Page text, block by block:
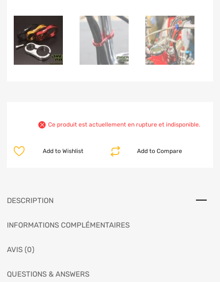
Ce produit est actuellement en rupture et indisponible.
Add to Compare
Add to Wishlist
DESCRIPTION
INFORMATIONS COMPLÉMENTAIRES
AVIS (0)
QUESTIONS & ANSWERS